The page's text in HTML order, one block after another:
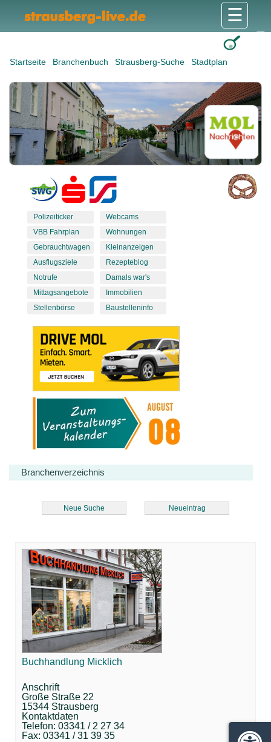
Startseite Branchenbuch Strausberg-Suche Stadtplan
☰
Polizeiticker
VBB Fahrplan
Gebrauchtwagen
Ausflugsziele
Notrufe
Mittagsangebote
Stellenbörse
Webcams
Wohnungen
Kleinanzeigen
Rezepteblog
Damals war's
Immobilien
Baustelleninfo
Branchenverzeichnis
Neue Suche Neueintrag
Buchhandlung Micklich
Anschrift
Große Straße 22
15344 Strausberg
Kontaktdaten
Telefon: 03341 / 2 27 34
Fax: 03341 / 31 39 35